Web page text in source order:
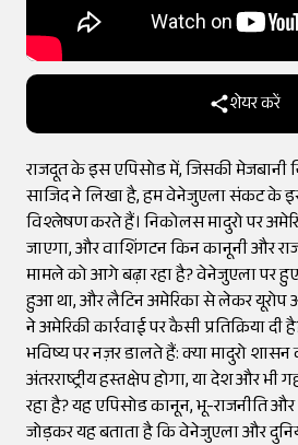
शेयर करें
राजदूत के इस एपिसोड में, जिसकी
साजिद ने लिखा है, हम वेनेजुएला संकट के
विश्लेषण करते हैं। निकोलस मादुरो पर
जाएगा, और वाशिंगटन किन कानूनी और
मामले को आगे बढ़ा रहा है? वेनेजुएला पर
हुआ था, और लैटिन अमेरिका से लेकर
ने अमेरिकी कार्रवाई पर कैसी प्रतिक्रिया
भविष्य पर नज़र डालते हैं: क्या मादुरो
अंतरराष्ट्रीय हस्तक्षेप होगा, या देश और
रहा है? यह एपिसोड कानून, भू-राजनीति और
जोड़कर यह बताता है कि वेनेजुएला और